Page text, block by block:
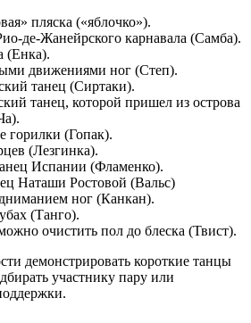
пляска («яблочко»).
де-Жанейрского карнавала (Самба).
(Енка).
движениями ног (Степ).
танец (Сиртаки).
танец, которой пришел из острова
горилки (Гопак).
(Лезгинка).
Испании (Фламенко).
Наташи Ростовой (Вальс)
ног (Канкан).
(Танго).
очистить пол до блеска (Твист).
демонстрировать короткие танцы
участнику пару или